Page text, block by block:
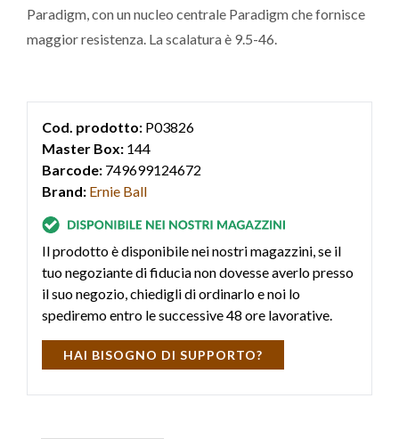
Paradigm, con un nucleo centrale Paradigm che fornisce
maggior resistenza. La scalatura è 9.5-46.
Cod. prodotto: P03826
Master Box: 144
Barcode: 749699124672
Brand: Ernie Ball
Il prodotto è disponibile nei nostri magazzini, se il
tuo negoziante di fiducia non dovesse averlo presso
il suo negozio, chiedigli di ordinarlo e noi lo
spediremo entro le successive 48 ore lavorative.
HAI BISOGNO DI SUPPORTO?